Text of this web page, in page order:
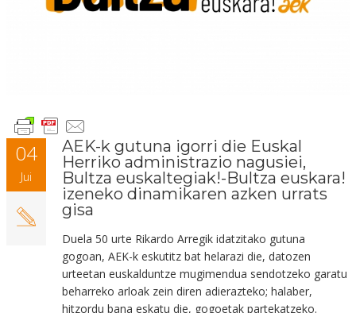
04
Jui
AEK-k gutuna igorri die Euskal
Herriko administrazio nagusiei,
Bultza euskaltegiak!-Bultza euskara!
izeneko dinamikaren azken urrats
gisa
Duela 50 urte Rikardo Arregik idatzitako gutuna
gogoan, AEK-k eskutitz bat helarazi die, datozen
urteetan euskalduntze mugimendua sendotzeko garatu
beharreko arloak zein diren adierazteko; halaber,
hitzordu bana eskatu die, gogoetak partekatzeko.